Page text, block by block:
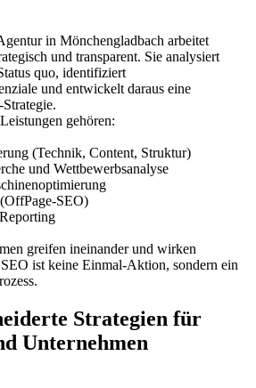
in Mönchengladbach arbeitet
und transparent. Sie analysiert
quo, identifiziert
und entwickelt daraus eine
gehören:
(Technik, Content, Struktur)
und Wettbewerbsanalyse
SEO)
greifen ineinander und wirken
ist keine Einmal-Aktion, sondern ein
Strategien für
Unternehmen